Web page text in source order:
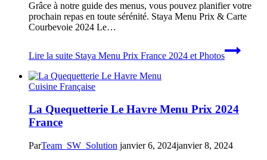
Grâce à notre guide des menus, vous pouvez planifier votre
prochain repas en toute sérénité. Staya Menu Prix & Carte
Courbevoie 2024 Le…
Lire la suite Staya Menu Prix France 2024 et Photos
Cuisine Française
La Quequetterie Le Havre Menu Prix 2024
France
ParTeam_SW_Solution janvier 6, 2024janvier 8, 2024